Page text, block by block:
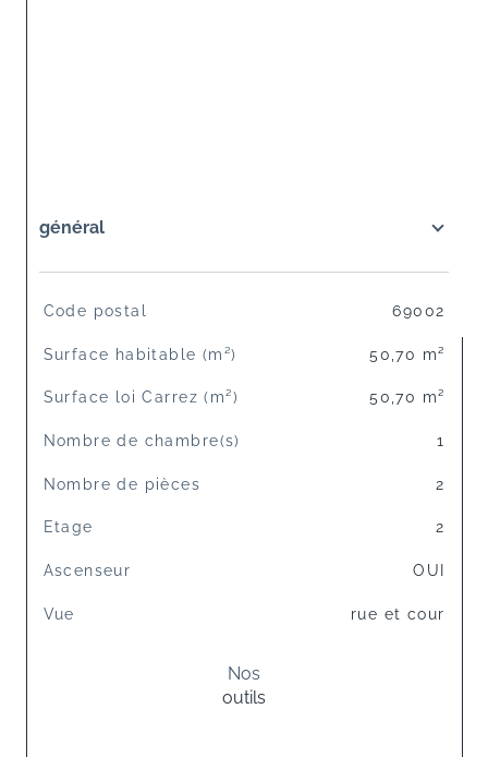
général
TRAD_SIROCCO_Caracteristique
Code postal 69002
Surface habitable (m²) 50,70 m²
Surface loi Carrez (m²) 50,70 m²
Nombre de chambre(s) 1
Nombre de pièces 2
Etage 2
Ascenseur OUI
Vue rue et cour
Nos
outils